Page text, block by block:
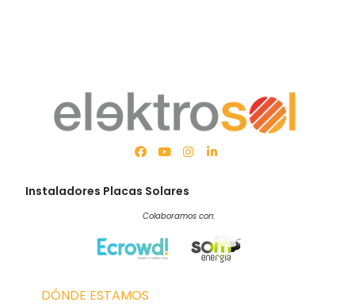
Instaladores Placas Solares
Colaboramos con:
DÓNDE ESTAMOS